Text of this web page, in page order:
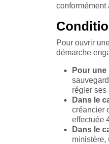
conformément
Pour ouvrir
démarche
Pour
régler ses
Dans le
créancier
effectuée
Dans le
ministère,